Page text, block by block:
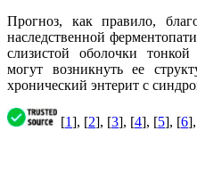
Прогноз, как правило,
наследственной
слизистой оболочки
могут возникнуть ее
хронический энтерит с
[1], [2], [3], [4], [5], [6